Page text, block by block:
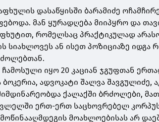
დასაწყისში ბარამიძე
მან ყურადღება მიიპყრო და
რომელსაც პრაქტიკულად
სიახლოვეს ან ისეთ პოზიციაზე იდგა
იყო 20 კაციან ჯგუფთან
ადვოკატი შალვა შავგულიძე,
ქალაქში ბრძოლები, მათ
ერთ-ერთ საცხოვრებელ
მოახლოებისას არ